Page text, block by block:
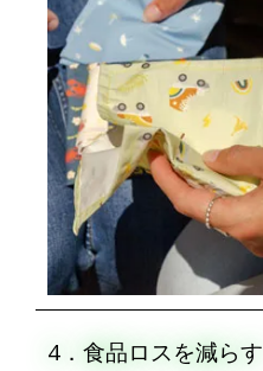
4．食品ロスを減らす